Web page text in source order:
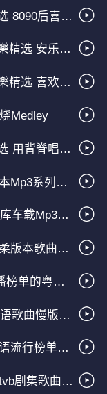
听的对唱歌曲》
耿于怀&还你门匙》
角志&负担不起》
Medley
不是伟人&Amani》
集音乐串烧》
享版音乐串烧》
车载音乐串烧
语歌曲集》
版音乐串烧》
车载CD串烧》
载Hifi音乐串烧》